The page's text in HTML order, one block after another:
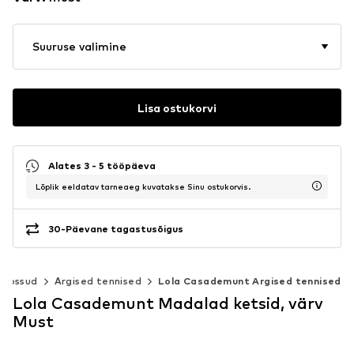
Suuruse valimine
Lisa ostukorvi
Alates 3 - 5 tööpäeva
Lõplik eeldatav tarneaeg kuvatakse Sinu ostukorvis.
30-Päevane tagastusõigus
Argised tennised Lola Casademunt Argised tennised
Lola Casademunt Madalad ketsid, värv
Must